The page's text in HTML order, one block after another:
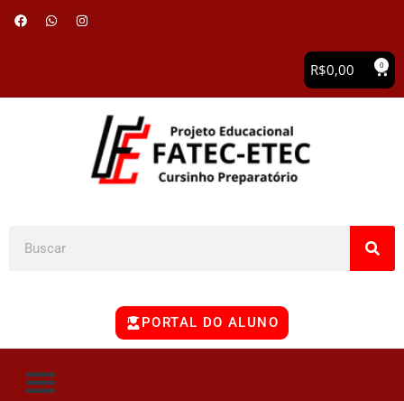
R$0,00 0
PORTAL DO ALUNO